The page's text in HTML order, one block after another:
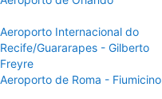
Aeroporto Internacional do
Recife/Guararapes - Gilberto
Freyre
Aeroporto de Roma - Fiumicino